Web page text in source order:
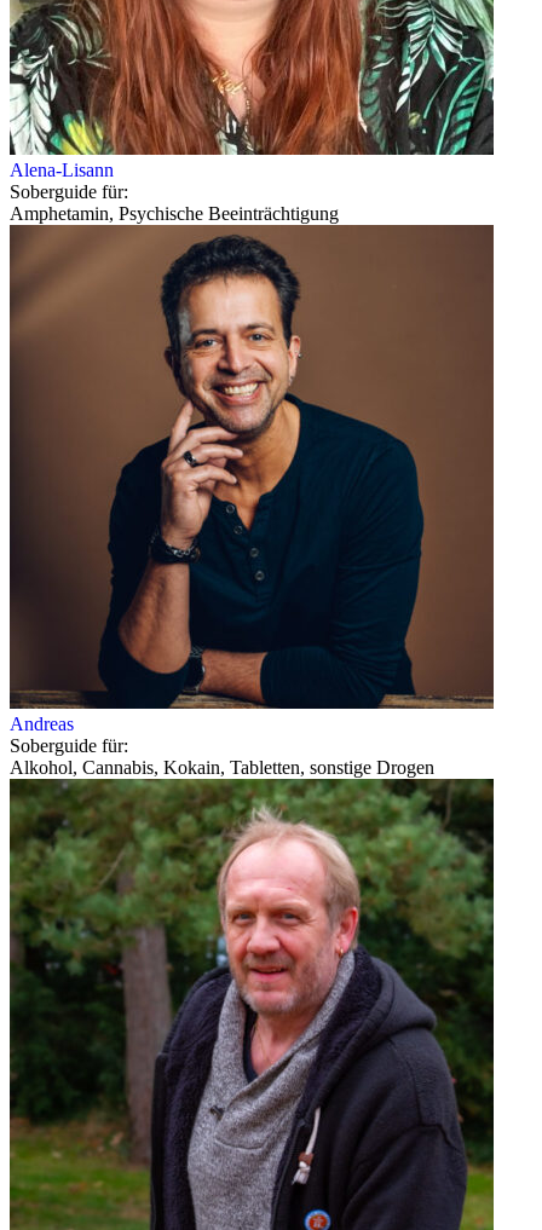
Alena-Lisann
Soberguide für:
Amphetamin, Psychische Beeinträchtigung
Andreas
Soberguide für:
Alkohol, Cannabis, Kokain, Tabletten, sonstige Drogen